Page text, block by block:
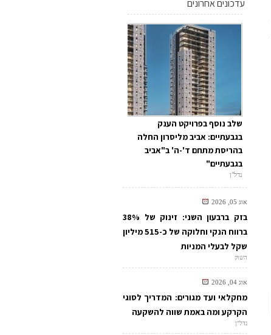
עדכונים אחרונים
שלב נוסף בפרויקט הענק
בגבעתיים: אביב מליסרון החלה
בהריסת מתחם ד'-ה' ב"אביב
בגבעתיים"
נדל"ן
אוג 05, 2026
בזק ברבעון השני: זינוק של 38%
ברווח הנקי וחלוקה של כ-515 מיליון
שקל לבעלי המניות
השוק
אוג 04, 2026
מחקלאי ועד מגורים: המדריך לסוגי
הקרקע ומה באמת שווה להשקעה
נדל"ן